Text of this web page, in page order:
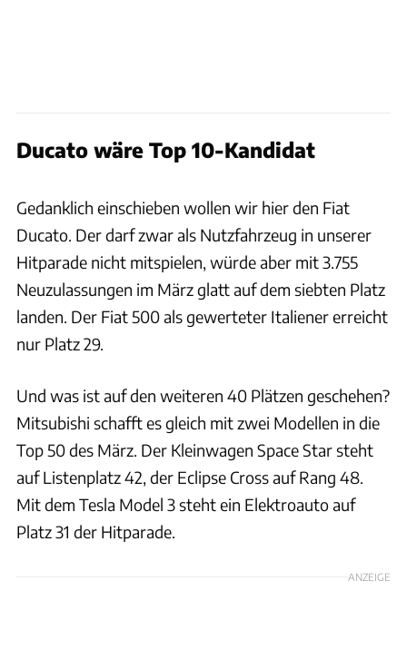
Ducato wäre Top 10-Kandidat
Gedanklich einschieben wollen wir hier den Fiat
Ducato. Der darf zwar als Nutzfahrzeug in unserer
Hitparade nicht mitspielen, würde aber mit 3.755
Neuzulassungen im März glatt auf dem siebten Platz
landen. Der Fiat 500 als gewerteter Italiener erreicht
nur Platz 29.
Und was ist auf den weiteren 40 Plätzen geschehen?
Mitsubishi schafft es gleich mit zwei Modellen in die
Top 50 des März. Der Kleinwagen Space Star steht
auf Listenplatz 42, der Eclipse Cross auf Rang 48.
Mit dem Tesla Model 3 steht ein Elektroauto auf
Platz 31 der Hitparade.
ANZEIGE